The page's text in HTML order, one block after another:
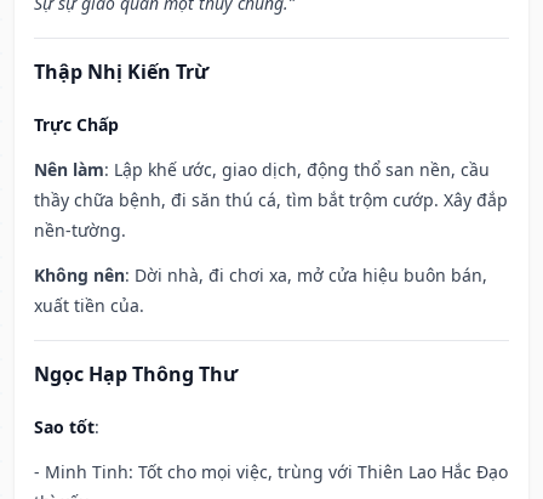
Thập Nhị Kiến Trừ
Trực Chấp
Nên làm: Lập khế ước, giao dịch, động thổ san nền, cầu
thầy chữa bệnh, đi săn thú cá, tìm bắt trộm cướp. Xây đắp
nền-tường.
Không nên: Dời nhà, đi chơi xa, mở cửa hiệu buôn bán,
xuất tiền của.
Ngọc Hạp Thông Thư
Sao tốt:
- Minh Tinh: Tốt cho mọi việc, trùng với Thiên Lao Hắc Đạo